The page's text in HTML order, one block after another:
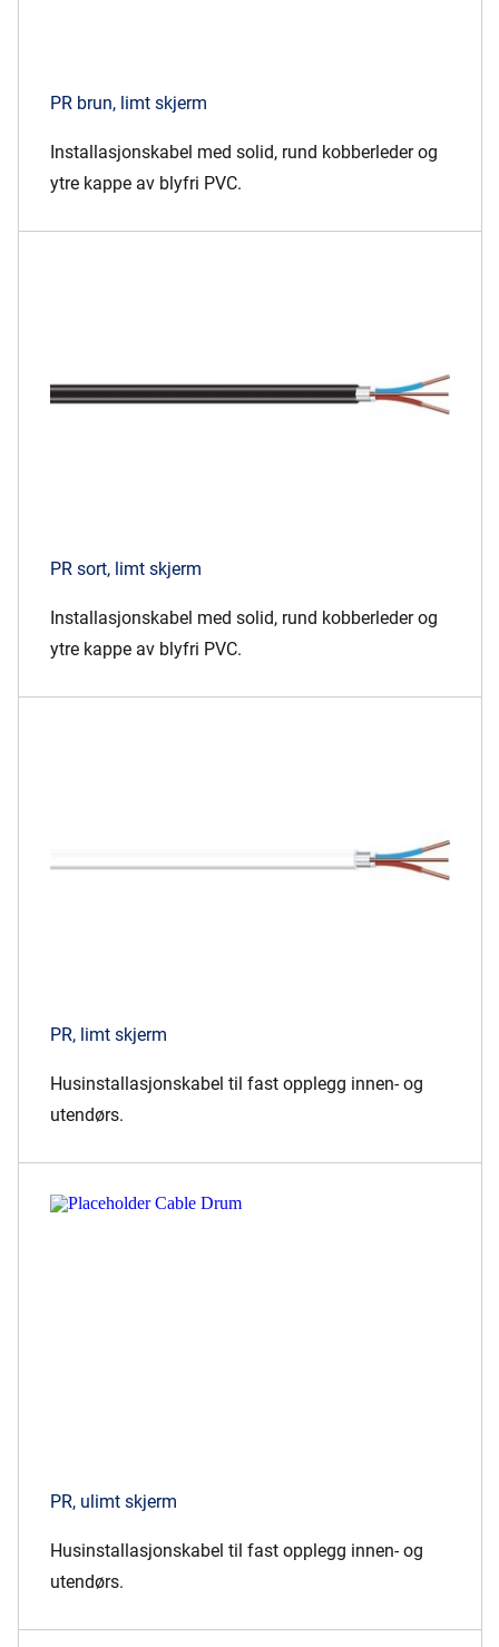
PR brun, limt skjerm
Installasjonskabel med solid, rund kobberleder og
ytre kappe av blyfri PVC.
PR sort, limt skjerm
Installasjonskabel med solid, rund kobberleder og
ytre kappe av blyfri PVC.
PR, limt skjerm
Husinstallasjonskabel til fast opplegg innen- og
utendørs.
PR, ulimt skjerm
Husinstallasjonskabel til fast opplegg innen- og
utendørs.